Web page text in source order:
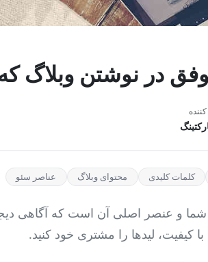
کلمات کلیدی محتوای وبلاگ عناصر سئو
و عنصر اصلی آن است که آگاهی
کیفیت، لیدها را مشتری خود کنید.